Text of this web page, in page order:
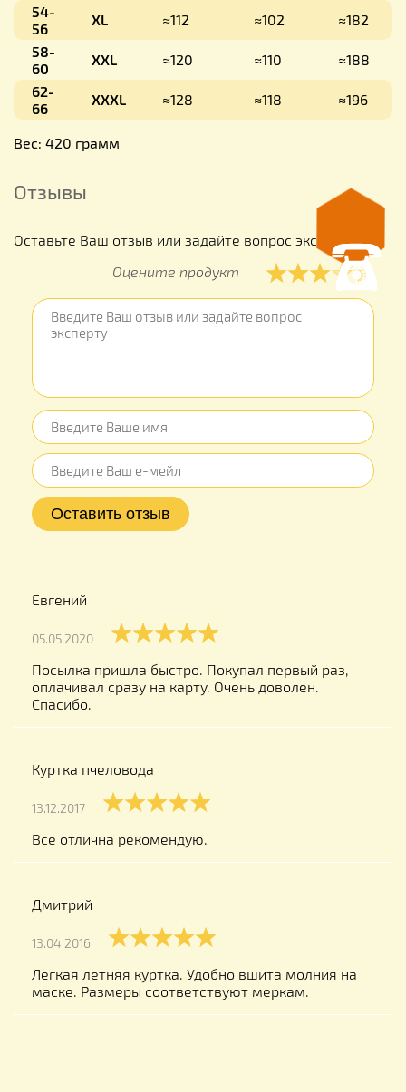
54-
56
XL ≈112 ≈102
≈182
58-
60
XXL ≈120 ≈110
≈188
62-
66
XXXL ≈128 ≈118 ≈196
Вес: 420 грамм
Отзывы
Оставьте Ваш отзыв или задайте вопрос эксперту
Оцените продукт
Евгений
05.05.2020
Посылка пришла быстро. Покупал первый раз,
оплачивал сразу на карту. Очень доволен.
Спасибо.
Куртка пчеловода
13.12.2017
Все отлична рекомендую.
Дмитрий
13.04.2016
Легкая летняя куртка. Удобно вшита молния на
маске. Размеры соответствуют меркам.